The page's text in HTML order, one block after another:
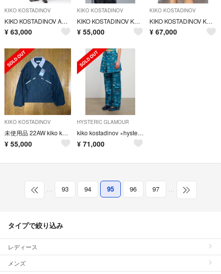
KIKO KOSTADINOV
KIKO KOSTADINOV ANAKAZEL TRENCH COAT
¥ 63,000
KIKO KOSTADINOV
KIKO KOSTADINOV KK.VEST.01
¥ 55,000
KIKO KOSTADINOV
KIKO KOSTADINOV KK.SHORTS.01
¥ 67,000
KIKO KOSTADINOV
未使用品 22AW kiko kostadinov ブルゾン キココスタディノフ
¥ 55,000
HYSTERIC GLAMOUR
kiko kostadinov ×hysteric glamour Msize
¥ 71,000
… 93 94 95 96 97 …
タイプで絞り込み
レディース
メンズ